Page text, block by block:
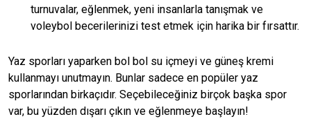
turnuvalar, eğlenmek, yeni insanlarla tanışmak ve
voleybol becerilerinizi test etmek için harika bir fırsattır.
Yaz sporları yaparken bol bol su içmeyi ve güneş kremi
kullanmayı unutmayın. Bunlar sadece en popüler yaz
sporlarından birkaçıdır. Seçebileceğiniz birçok başka spor
var, bu yüzden dışarı çıkın ve eğlenmeye başlayın!